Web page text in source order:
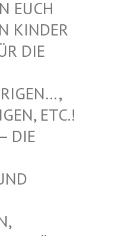
ER
VO
IL
EI
ETC.! 12
RE
RE